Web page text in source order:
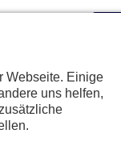
Webseite. Einige
uns helfen,